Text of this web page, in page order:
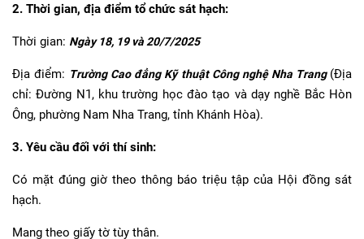
2. Thời gian, địa điểm tổ chức sát hạch:
Thời gian: Ngày 18, 19 và 20/7/2025
Địa điểm: Trường Cao đẳng Kỹ thuật Công nghệ Nha Trang (Địa
chỉ: Đường N1, khu trường học đào tạo và dạy nghề Bắc Hòn
Ông, phường Nam Nha Trang, tỉnh Khánh Hòa).
3. Yêu cầu đối với thí sinh:
Có mặt đúng giờ theo thông báo triệu tập của Hội đồng sát
hạch.
Mang theo giấy tờ tùy thân.